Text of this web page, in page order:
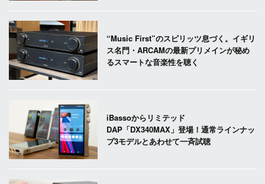
“Music First”のスピリッツ息づく。イギリ
ス名門・ARCAMの最新プリメインが秘め
るスマートな音楽性を聴く
iBassoからリミテッド
DAP「DX340MAX」登場！通常ラインナッ
プ3モデルとあわせて一斉試聴